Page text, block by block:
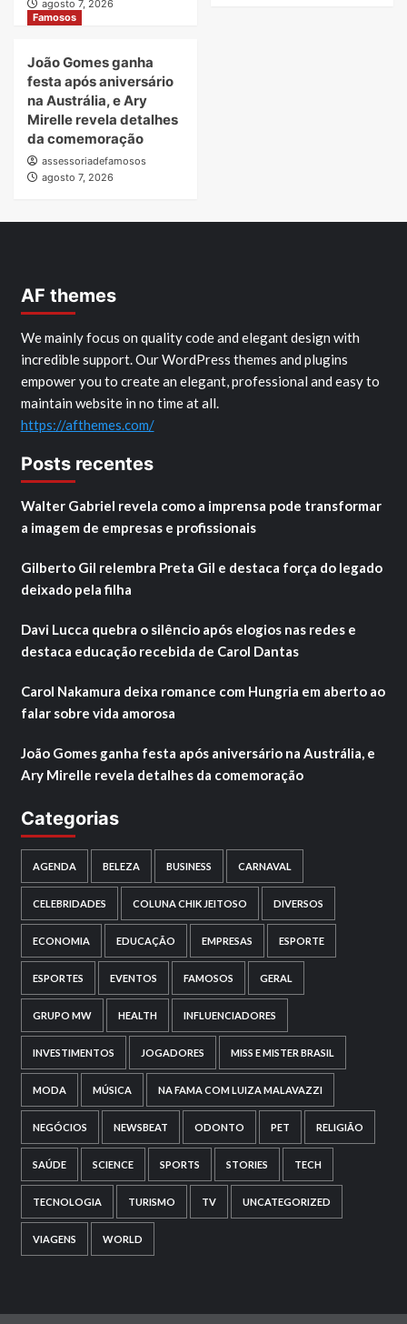
agosto 7, 2026
Famosos
João Gomes ganha
festa após aniversário
na Austrália, e Ary
Mirelle revela detalhes
da comemoração
assessoriadefamosos
agosto 7, 2026
AF themes
We mainly focus on quality code and elegant design with
incredible support. Our WordPress themes and plugins
empower you to create an elegant, professional and easy to
maintain website in no time at all.
https://afthemes.com/
Posts recentes
Walter Gabriel revela como a imprensa pode transformar
a imagem de empresas e profissionais
Gilberto Gil relembra Preta Gil e destaca força do legado
deixado pela filha
Davi Lucca quebra o silêncio após elogios nas redes e
destaca educação recebida de Carol Dantas
Carol Nakamura deixa romance com Hungria em aberto ao
falar sobre vida amorosa
João Gomes ganha festa após aniversário na Austrália, e
Ary Mirelle revela detalhes da comemoração
Categorias
AGENDA BELEZA BUSINESS CARNAVAL
CELEBRIDADES COLUNA CHIK JEITOSO DIVERSOS
ECONOMIA EDUCAÇÃO EMPRESAS ESPORTE
ESPORTES EVENTOS FAMOSOS GERAL
GRUPO MW HEALTH INFLUENCIADORES
INVESTIMENTOS JOGADORES MISS E MISTER BRASIL
MODA MÚSICA NA FAMA COM LUIZA MALAVAZZI
NEGÓCIOS NEWSBEAT ODONTO PET RELIGIÃO
SAÚDE SCIENCE SPORTS STORIES TECH
TECNOLOGIA TURISMO TV UNCATEGORIZED
VIAGENS WORLD